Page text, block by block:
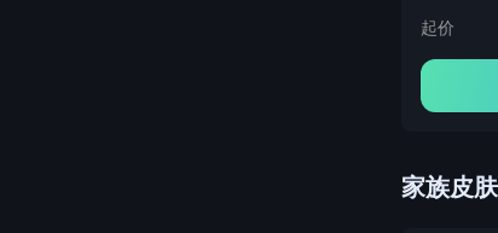
起价
家族皮肤